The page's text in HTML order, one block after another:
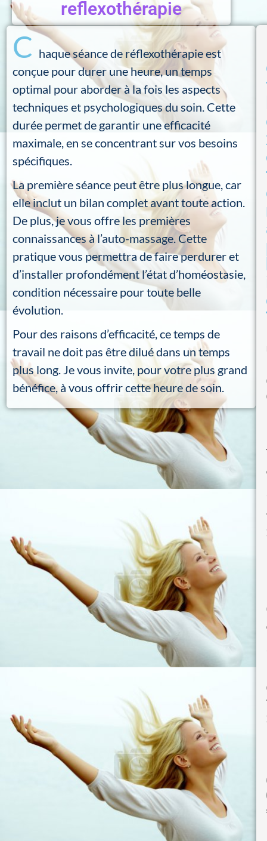
reflexothérapie
C haque séance de réflexothérapie est
conçue pour durer une heure, un temps
optimal pour aborder à la fois les aspects
techniques et psychologiques du soin. Cette
durée permet de garantir une efficacité
maximale, en se concentrant sur vos besoins
spécifiques.
La première séance peut être plus longue, car
elle inclut un bilan complet avant toute action.
De plus, je vous offre les premières
connaissances à l’auto-massage. Cette
pratique vous permettra de faire perdurer et
d’installer profondément l’état d’homéostasie,
condition nécessaire pour toute belle
évolution.
Pour des raisons d’efficacité, ce temps de
travail ne doit pas être dilué dans un temps
plus long. Je vous invite, pour votre plus grand
bénéfice, à vous offrir cette heure de soin.